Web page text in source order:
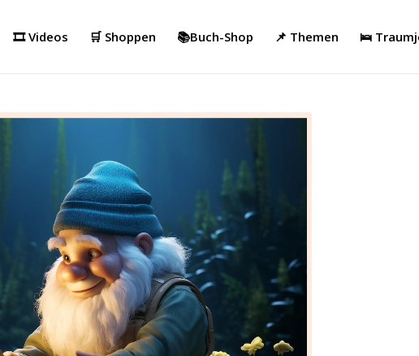
🎞️ Videos 🛒 Shoppen 📚Buch-Shop 📌 Themen 🛌